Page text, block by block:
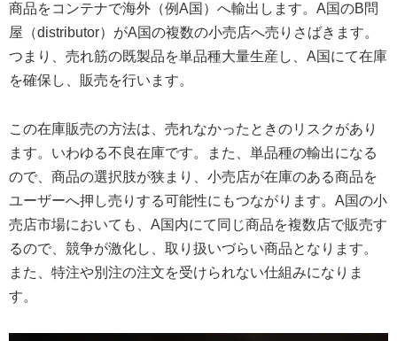
商品をコンテナで海外（例A国）へ輸出します。A国のB問
屋（distributor）がA国の複数の小売店へ売りさばきます。
つまり、売れ筋の既製品を単品種大量生産し、A国にて在庫
を確保し、販売を行います。
この在庫販売の方法は、売れなかったときのリスクがあり
ます。いわゆる不良在庫です。また、単品種の輸出になる
ので、商品の選択肢が狭まり、小売店が在庫のある商品を
ユーザーへ押し売りする可能性にもつながります。A国の小
売店市場においても、A国内にて同じ商品を複数店で販売す
るので、競争が激化し、取り扱いづらい商品となります。
また、特注や別注の注文を受けられない仕組みになりま
す。